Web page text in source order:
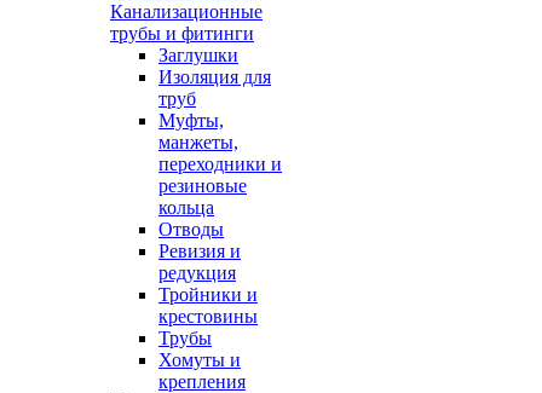
Канализационные
трубы и фитинги
Заглушки
Изоляция для
труб
Муфты,
манжеты,
переходники и
резиновые
кольца
Отводы
Ревизия и
редукция
Тройники и
крестовины
Трубы
Хомуты и
крепления